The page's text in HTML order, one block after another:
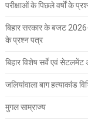
परीक्षाओं के पिछले वर्षों के
बिहार सरकार के बजट 2026-
के प्रश्न पत्र
बिहार विशेष सर्वे एवं सेटलमेंट
जलियांवाला बाग हत्याकांड
मुगल साम्राज्य